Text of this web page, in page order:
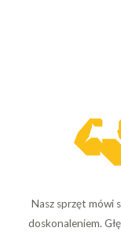
Nasz sprzęt mówi
doskonaleniem.